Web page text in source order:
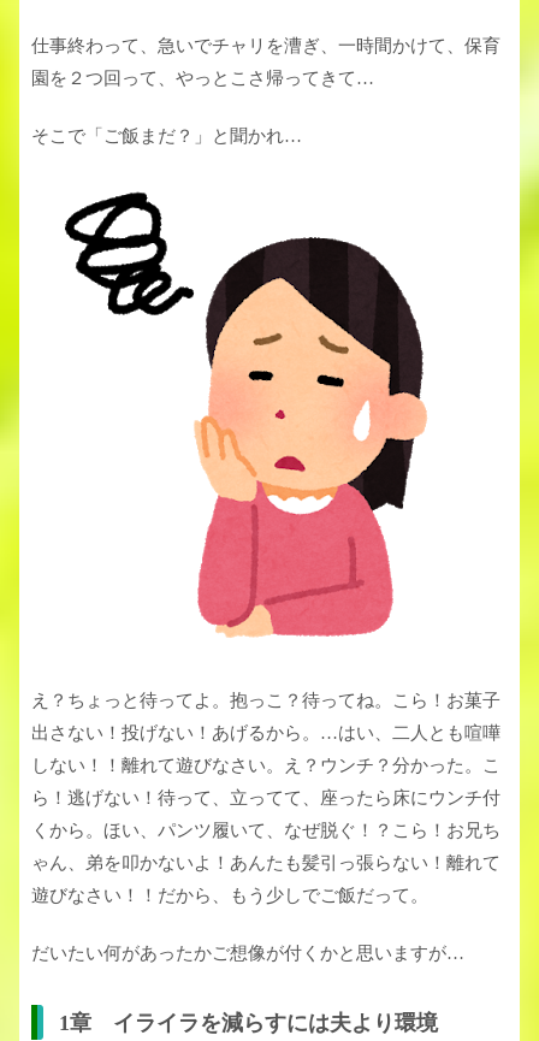
仕事終わって、急いでチャリを漕ぎ、一時間かけて、保育
園を２つ回って、やっとこさ帰ってきて…
そこで「ご飯まだ？」と聞かれ…
え？ちょっと待ってよ。抱っこ？待ってね。こら！お菓子
出さない！投げない！あげるから。…はい、二人とも喧嘩
しない！！離れて遊びなさい。え？ウンチ？分かった。こ
ら！逃げない！待って、立ってて、座ったら床にウンチ付
くから。ほい、パンツ履いて、なぜ脱ぐ！？こら！お兄ち
ゃん、弟を叩かないよ！あんたも髪引っ張らない！離れて
遊びなさい！！だから、もう少しでご飯だって。
だいたい何があったかご想像が付くかと思いますが…
1章 イライラを減らすには夫より環境